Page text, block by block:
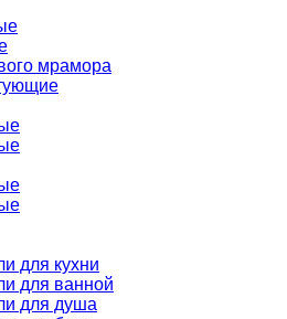
мрамора
для кухни
для ванной
для душа